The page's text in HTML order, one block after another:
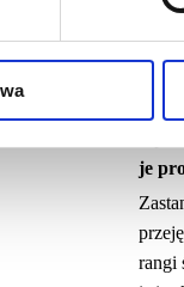
inne
z pracy”.
je
rangi